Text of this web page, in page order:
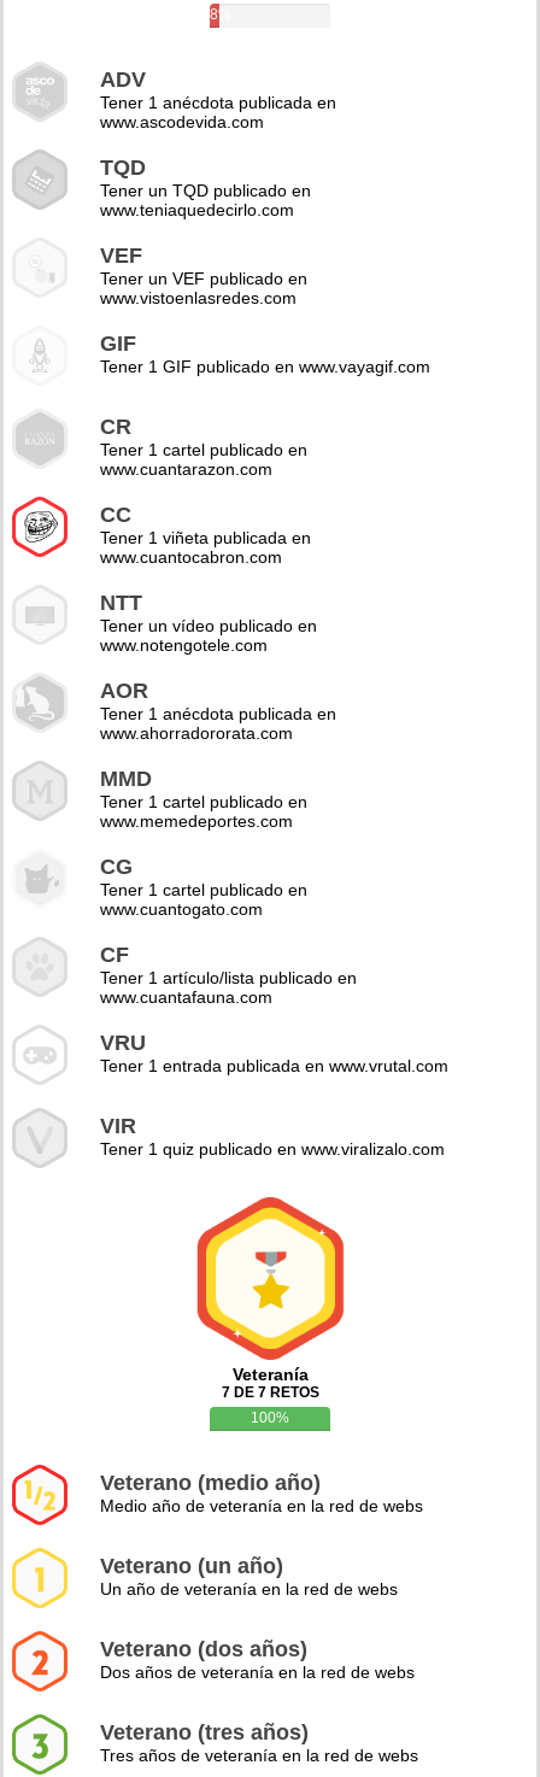
8%
ADV
Tener 1 anécdota publicada en
www.ascodevida.com
TQD
Tener un TQD publicado en
www.teniaquedecirlo.com
VEF
Tener un VEF publicado en
www.vistoenlasredes.com
GIF
Tener 1 GIF publicado en www.vayagif.com
CR
Tener 1 cartel publicado en
www.cuantarazon.com
CC
Tener 1 viñeta publicada en
www.cuantocabron.com
NTT
Tener un vídeo publicado en
www.notengotele.com
AOR
Tener 1 anécdota publicada en
www.ahorradororata.com
MMD
Tener 1 cartel publicado en
www.memedeportes.com
CG
Tener 1 cartel publicado en
www.cuantogato.com
CF
Tener 1 artículo/lista publicado en
www.cuantafauna.com
VRU
Tener 1 entrada publicada en www.vrutal.com
VIR
Tener 1 quiz publicado en www.viralizalo.com
Veteranía
7 DE 7 RETOS
100%
Veterano (medio año)
Medio año de veteranía en la red de webs
Veterano (un año)
Un año de veteranía en la red de webs
Veterano (dos años)
Dos años de veteranía en la red de webs
Veterano (tres años)
Tres años de veteranía en la red de webs